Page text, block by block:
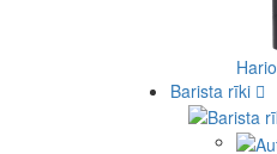
Hario
Barista rīki